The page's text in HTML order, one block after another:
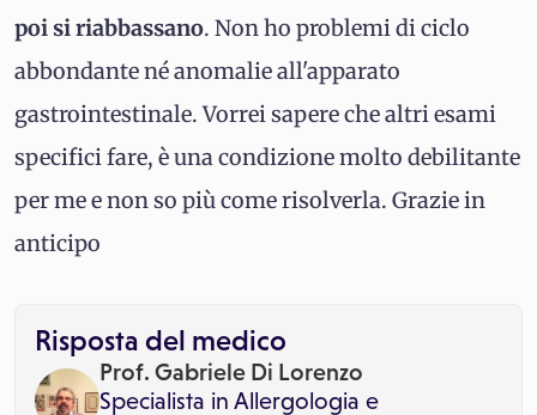
poi si riabbassano. Non ho problemi di ciclo
abbondante né anomalie all'apparato
gastrointestinale. Vorrei sapere che altri esami
specifici fare, è una condizione molto debilitante
per me e non so più come risolverla. Grazie in
anticipo
Risposta del medico
Prof. Gabriele Di Lorenzo
Specialista in Allergologia e